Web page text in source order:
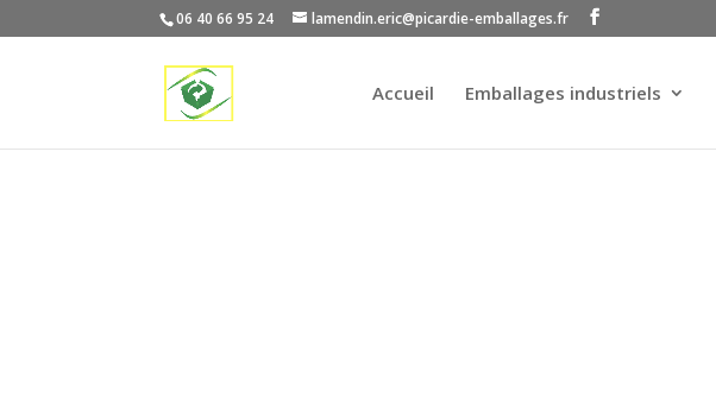
06 40 66 95 24 lamendin.eric@picardie-emballages.fr
Accueil Emballages industriels